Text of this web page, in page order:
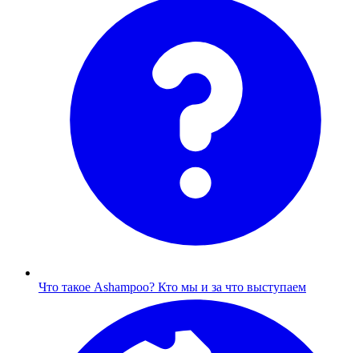
Что такое Ashampoo? Кто мы и за что выступаем